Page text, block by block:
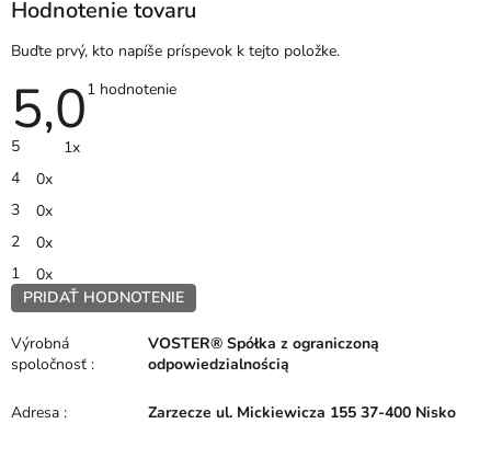
Hodnotenie tovaru
Buďte prvý, kto napíše príspevok k tejto položke.
5,0Priemerné
1 hodnotenie
5
1x
4
0x
3
0x
2
0x
1
0x
PRIDAŤ HODNOTENIE
V
ý
p
s
h
Výrobná
spoločnosť :
VOSTER® Spółka z ograniczoną
odpowiedzialnością
Adresa : Zarzecze ul. Mickiewicza 155 37-400 Nisko